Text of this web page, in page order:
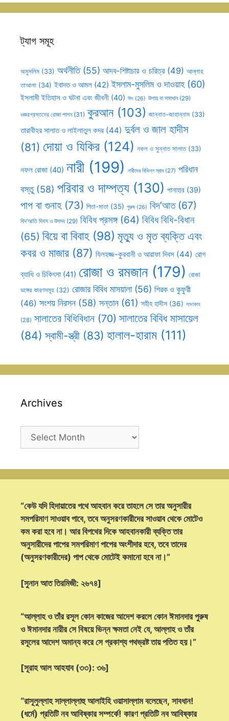
ট্যাগ সমূহ
অমুসলিম (33) অর্থনীতি(55) আদব-শিষ্টাচার ও চরিত্র(49) আল্লাহ
তাআলা (34) ইবাদত ও আমল (42) ইসলাম-মুসলিম ও দাওয়াহ(60)
ইসলামী ইতিহাস ও ঘটনা এবং জীবনী (40) ঈদ (26) উপায় বা সমাধান(29)
ওজরগ্রস্তদের রোজা পালন(31) কুরআন(103) জান্নাত-জাহান্নাম (33)
তারাবীহর সালাত ও লাইলাতুল কদর (44) দুর্বল ও জাল হাদীস
(81) দোয়া ও যিকির (124) নফল ও সুন্নাত সালাত(33)
নফল রোজা (40) নারী(199) নারীদের বিভিন্ন স্রাব(27) পরিধান
বস্তু(58) পরিবার ও দাম্পত্য (130) পানাহার (39)
পাপ বা গুনাহ(73) পিতা-মাতা (35) পুরুষ (26) বিদ’আত(67)
বিদ’আতি দিবস ও উৎসব (29) বিবিধ প্রসঙ্গ(64) বিবিধ বিধি-বিধান
(65) বিয়ে বা বিবাহ (98) মৃত্যু ও মৃত ব্যক্তি এবং
কবর ও মাজার (87) যিলহজ্জ-কুরবানী ও আরাফা দিবস (44) রোগ
ব্যাধি ও চিকিৎসা (41) রোজা ও রমজান(179) রোজা
ভঙ্গের কারণসমূহ (32) রোজার বিবিধ মাসয়ালা(56) শিরক ও কুফুরী
(46) সংশয় নিরসন (58) সন্তান (61) সহীহ হাদীস (36) সাদাকাহ
(28) সালাতের বিধিবিধান (70) সালাতের বিবিধ মাসায়েল
(84) স্বামী-স্ত্রী (83) হালাল-হারাম (111)
Archives
Archives
“কেউ যদি হিদায়াতের পথে আহবান করে তাহলে সে তার অনুসারীর
সমপরিমাণ সাওয়াব পাবে, তবে অনুসরণকারীদের সাওয়াব থেকে মোটেও
কম করা হবে না। আর বিপথের দিকে আহবানকারী ব্যক্তি তার
অনুসারীদের পাপের সমপরিমাণ পাপের অংশীদার হবে, তবে তাদের
(অনুসরণকারীদের) পাপ থেকে মোটেই কমানো হবে না।”
[সুনান আত তিরমিজী: ২৬৭৪]
“আল্লাহ ও তাঁর রসূল কোন কাজের আদেশ করলে কোন ঈমানদার পুরুষ
ও ঈমানদার নারীর সে বিষয়ে ভিন্ন ক্ষমতা নেই যে, আল্লাহ ও তাঁর
রসূলের আদেশ অমান্য করে সে প্রকাশ্য পথভ্রষ্ট তায় পতিত হয়।”
[সূরাহ আল আহযাব (৩৩): ৩৬]
“রাসূলুল্লাহ সাল্লাল্লাহু আলাইহি ওয়াসাল্লাম বলেছেন, সাবধান!
(ধর্মে) প্রতিটি নব আবিষ্কার সম্পর্কে! কারণ প্রতিটি নব আবিষ্কার